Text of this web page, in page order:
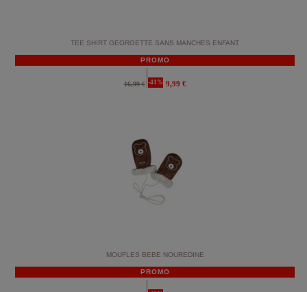
TEE SHIRT GEORGETTE SANS MANCHES ENFANT
PROMO
16,99 € -41% 9,99 €
MOUFLES BEBE NOUREDINE
PROMO